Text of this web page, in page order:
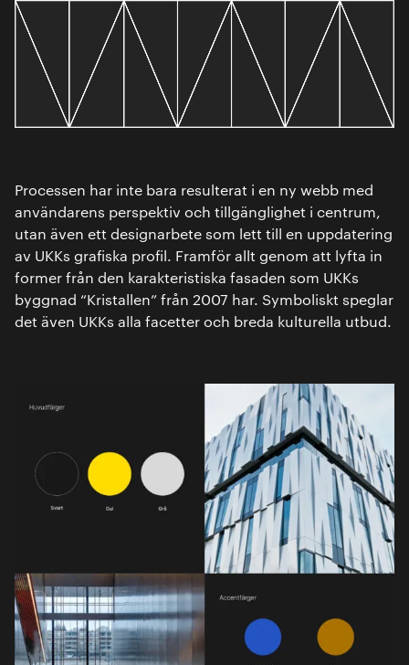
Processen har inte bara resulterat i en ny webb med
användarens perspektiv och tillgänglighet i centrum,
utan även ett designarbete som lett till en uppdatering
av UKKs grafiska profil. Framför allt genom att lyfta in
former från den karakteristiska fasaden som UKKs
byggnad “Kristallen” från 2007 har. Symboliskt speglar
det även UKKs alla facetter och breda kulturella utbud.